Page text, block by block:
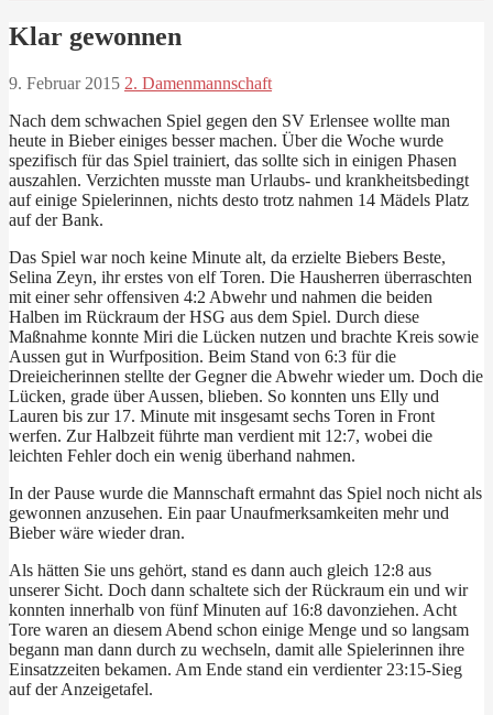
Klar gewonnen
9. Februar 2015 2. Damenmannschaft
Nach dem schwachen Spiel gegen den SV Erlensee wollte man
heute in Bieber einiges besser machen. Über die Woche wurde
spezifisch für das Spiel trainiert, das sollte sich in einigen Phasen
auszahlen. Verzichten musste man Urlaubs- und krankheitsbedingt
auf einige Spielerinnen, nichts desto trotz nahmen 14 Mädels Platz
auf der Bank.
Das Spiel war noch keine Minute alt, da erzielte Biebers Beste,
Selina Zeyn, ihr erstes von elf Toren. Die Hausherren überraschten
mit einer sehr offensiven 4:2 Abwehr und nahmen die beiden
Halben im Rückraum der HSG aus dem Spiel. Durch diese
Maßnahme konnte Miri die Lücken nutzen und brachte Kreis sowie
Aussen gut in Wurfposition. Beim Stand von 6:3 für die
Dreieicherinnen stellte der Gegner die Abwehr wieder um. Doch die
Lücken, grade über Aussen, blieben. So konnten uns Elly und
Lauren bis zur 17. Minute mit insgesamt sechs Toren in Front
werfen. Zur Halbzeit führte man verdient mit 12:7, wobei die
leichten Fehler doch ein wenig überhand nahmen.
In der Pause wurde die Mannschaft ermahnt das Spiel noch nicht als
gewonnen anzusehen. Ein paar Unaufmerksamkeiten mehr und
Bieber wäre wieder dran.
Als hätten Sie uns gehört, stand es dann auch gleich 12:8 aus
unserer Sicht. Doch dann schaltete sich der Rückraum ein und wir
konnten innerhalb von fünf Minuten auf 16:8 davonziehen. Acht
Tore waren an diesem Abend schon einige Menge und so langsam
begann man dann durch zu wechseln, damit alle Spielerinnen ihre
Einsatzzeiten bekamen. Am Ende stand ein verdienter 23:15-Sieg
auf der Anzeigetafel.